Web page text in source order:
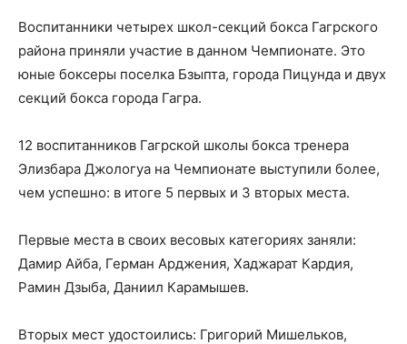
Воспитанники четырех школ-секций бокса Гагрского
района приняли участие в данном Чемпионате. Это
юные боксеры поселка Бзыпта, города Пицунда и двух
секций бокса города Гагра.
12 воспитанников Гагрской школы бокса тренера
Элизбара Джологуа на Чемпионате выступили более,
чем успешно: в итоге 5 первых и 3 вторых места.
Первые места в своих весовых категориях заняли:
Дамир Айба, Герман Арджения, Хаджарат Кардия,
Рамин Дзыба, Даниил Карамышев.
Вторых мест удостоились: Григорий Мишельков,